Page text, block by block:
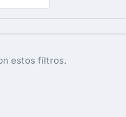
estos filtros.